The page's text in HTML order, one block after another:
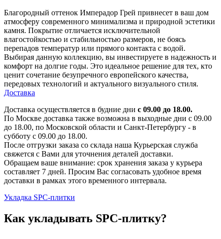
Благородный оттенок Имперадор Грей привнесет в ваш дом
атмосферу современного минимализма и природной эстетики
камня. Покрытие отличается исключительной
влагостойкостью и стабильностью размеров, не боясь
перепадов температур или прямого контакта с водой.
Выбирая данную коллекцию, вы инвестируете в надежность и
комфорт на долгие годы. Это идеальное решение для тех, кто
ценит сочетание безупречного европейского качества,
передовых технологий и актуального визуального стиля.
Доставка
Доставка осуществляется в будние дни с 09.00 до 18.00.
По Москве доставка также возможна в выходные дни с 09.00
до 18.00, по Московской области и Санкт-Петербургу - в
субботу с 09.00 до 18.00.
После отгрузки заказа со склада наша Курьерская служба
свяжется с Вами для уточнения деталей доставки.
Обращаем ваше внимание: срок хранения заказа у курьера
составляет 7 дней. Просим Вас согласовать удобное время
доставки в рамках этого временного интервала.
Укладка SPC-плитки
Как укладывать SPC-плитку?